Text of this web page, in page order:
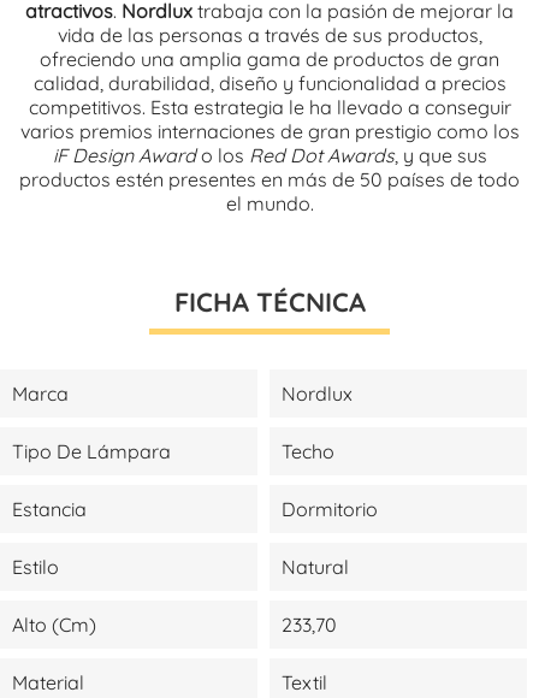
atractivos. Nordlux trabaja con la pasión de mejorar la
vida de las personas a través de sus productos,
ofreciendo una amplia gama de productos de gran
calidad, durabilidad, diseño y funcionalidad a precios
competitivos. Esta estrategia le ha llevado a conseguir
varios premios internaciones de gran prestigio como los
iF Design Awardo los Red Dot Awards, y que sus
productos estén presentes en más de 50 países de todo
el mundo.
FICHA TÉCNICA
Marca Nordlux
Tipo De Lámpara Techo
Estancia Dormitorio
Estilo Natural
Alto (cm) 233,70
Material Textil